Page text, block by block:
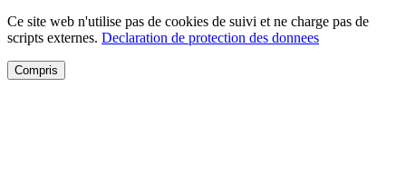
Ce site web n'utilise pas de cookies de suivi et ne charge pas de
scripts externes. Declaration de protection des donnees
Compris